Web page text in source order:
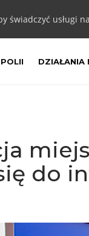
świadczyć usługi
DZIAŁANIA
do